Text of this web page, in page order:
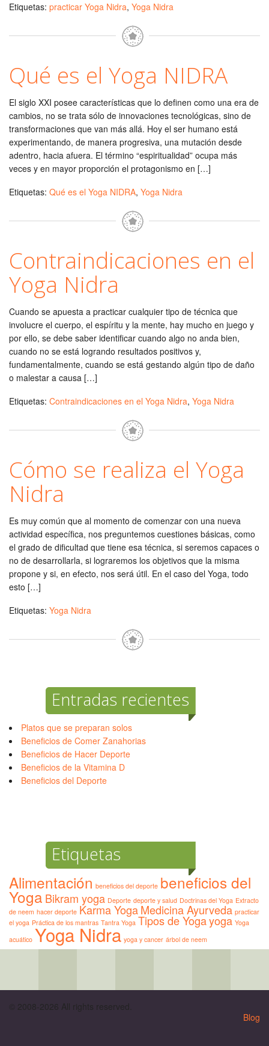
Etiquetas: practicar Yoga Nidra, Yoga Nidra
Qué es el Yoga NIDRA
El siglo XXI posee características que lo definen como una era de
cambios, no se trata sólo de innovaciones tecnológicas, sino de
transformaciones que van más allá. Hoy el ser humano está
experimentando, de manera progresiva, una mutación desde
adentro, hacia afuera. El término “espiritualidad” ocupa más
veces y en mayor proporción el protagonismo en […]
Etiquetas: Qué es el Yoga NIDRA, Yoga Nidra
Contraindicaciones en el
Yoga Nidra
Cuando se apuesta a practicar cualquier tipo de técnica que
involucre el cuerpo, el espíritu y la mente, hay mucho en juego y
por ello, se debe saber identificar cuando algo no anda bien,
cuando no se está logrando resultados positivos y,
fundamentalmente, cuando se está gestando algún tipo de daño
o malestar a causa […]
Etiquetas: Contraindicaciones en el Yoga Nidra, Yoga Nidra
Cómo se realiza el Yoga
Nidra
Es muy común que al momento de comenzar con una nueva
actividad específica, nos preguntemos cuestiones básicas, como
el grado de dificultad que tiene esa técnica, si seremos capaces o
no de desarrollarla, si lograremos los objetivos que la misma
propone y si, en efecto, nos será útil. En el caso del Yoga, todo
esto […]
Etiquetas: Yoga Nidra
Entradas recientes
Platos que se preparan solos
Beneficios de Comer Zanahorias
Beneficios de Hacer Deporte
Beneficios de la Vitamina D
Beneficios del Deporte
Etiquetas
Alimentación beneficios del deporte beneficios del
Yoga Bikram yoga Deporte deporte y salud Doctrinas del Yoga Extracto
de neem hacer deporte Karma YogaMedicina Ayurveda practicar
el yoga Práctica de los mantras Tantra Yoga Tipos de Yogayoga Yoga
acuático Yoga Nidra yoga y cancer árbol de neem
© 2008-2026 All rights reserved.
Blog